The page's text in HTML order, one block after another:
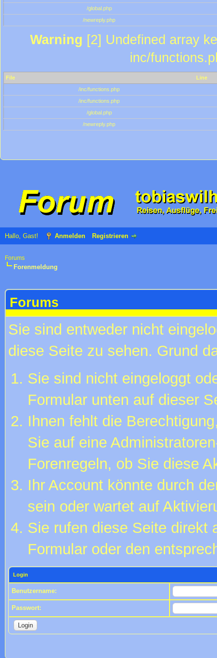
/global.php
/newreply.php
Warning [2] Undefined array
inc/
File
Line
/inc/functions.php
/inc/functions.php
/global.php
/newreply.php
Hallo, Gast! Anmelden Registrieren
Forums
Forenmeldung
Forums
Sie sind entweder nicht
diese Seite zu sehen. Grund
Sie sind nicht eingeloggt
Formular unten auf dieser
Ihnen fehlt die
Sie auf eine
Forenregeln, ob Sie diese
Ihr Account könnte durch
sein oder wartet auf
Sie rufen diese Seite direkt
Formular oder den
Login
Benutzername:
Passwort: